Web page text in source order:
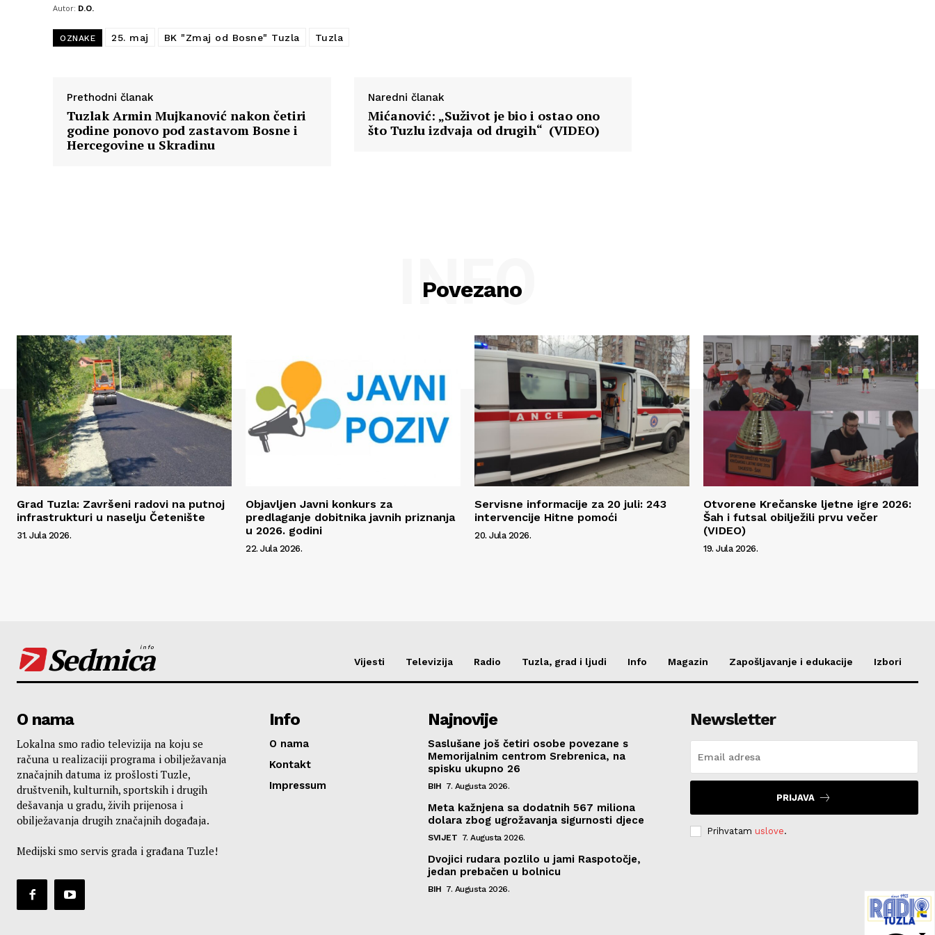
Autor: D.O.
OZNAKE 25. maj BK "Zmaj od Bosne" Tuzla Tuzla
Prethodni članak
Tuzlak Armin Mujkanović nakon četiri
godine ponovo pod zastavom Bosne i
Hercegovine u Skradinu
Naredni članak
Mićanović: „Suživot je bio i ostao ono
što Tuzlu izdvaja od drugih“ (VIDEO)
Povezano
INFO
Grad Tuzla: Završeni radovi na putnoj
infrastrukturi u naselju Četenište
31. Jula 2026.
Objavljen Javni konkurs za
predlaganje dobitnika javnih priznanja
u 2026. godini
22. Jula 2026.
Servisne informacije za 20 juli: 243
intervencije Hitne pomoći
20. Jula 2026.
Otvorene Krečanske ljetne igre 2026:
Šah i futsal obilježili prvu večer
(VIDEO)
19. Jula 2026.
Sedmica
info
Vijesti Televizija Radio Tuzla, grad i ljudi Info Magazin Zapošljavanje i edukacije Izbori
O nama
Lokalna smo radio televizija na koju se
računa u realizaciji programa i obilježavanja
značajnih datuma iz prošlosti Tuzle,
društvenih, kulturnih, sportskih i drugih
dešavanja u gradu, živih prijenosa i
obilježavanja drugih značajnih događaja.
Medijski smo servis grada i građana Tuzle!
Info
O nama
Kontakt
Impressum
Najnovije
Saslušane još četiri osobe povezane s
Memorijalnim centrom Srebrenica, na
spisku ukupno 26
BIH 7. Augusta 2026.
Meta kažnjena sa dodatnih 567 miliona
dolara zbog ugrožavanja sigurnosti djece
SVIJET 7. Augusta 2026.
Dvojici rudara pozlilo u jami Raspotočje,
jedan prebačen u bolnicu
BIH 7. Augusta 2026.
Newsletter
PRIJAVA
Prihvatam uslove.